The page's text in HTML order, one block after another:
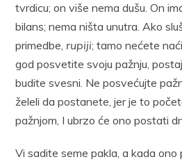
tvrdicu; on više nema dušu. On
bilans; nema ništa unutra. Ako
primedbe, rupiji; tamo nećete
god posvetite svoju pažnju,
budite svesni. Ne posvećujte
želeli da postanete, jer je to
pažnjom, I ubrzo će ono postati
Vi sadite seme pakla, a kada